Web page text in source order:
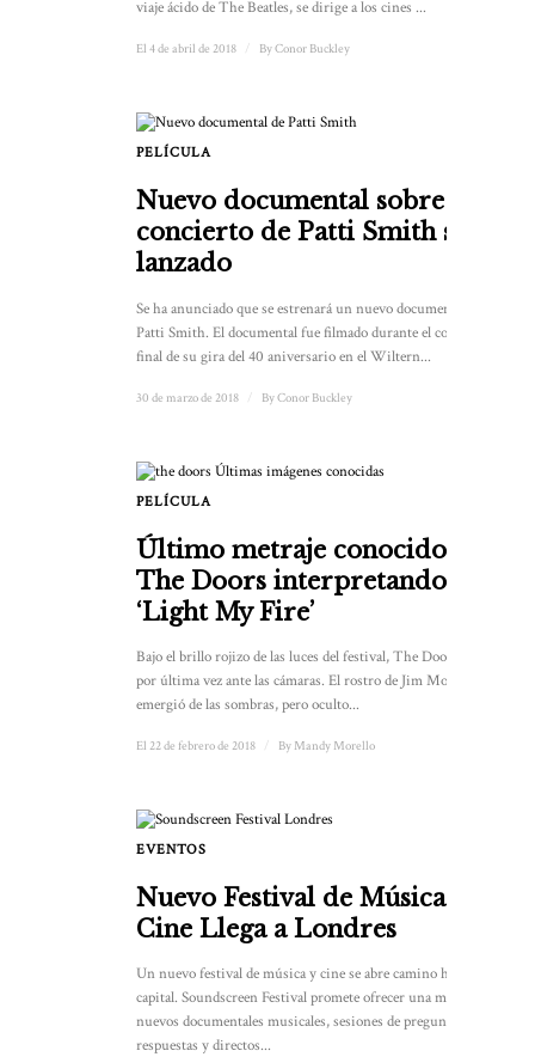
viaje ácido de The Beatles, se dirige a los cines ...
El 4 de abril de 2018 ByConor Buckley
PELÍCULA
Nuevo documental sobre el
concierto de Patti Smith será
lanzado
Se ha anunciado que se estrenará un nuevo documental de
Patti Smith. El documental fue filmado durante el concierto
final de su gira del 40 aniversario en el Wiltern...
30 de marzo de 2018 ByConor Buckley
PELÍCULA
Último metraje conocido de
The Doors interpretando
‘Light My Fire’
Bajo el brillo rojizo de las luces del festival, The Doors actuó
por última vez ante las cámaras. El rostro de Jim Morrison
emergió de las sombras, pero oculto...
El 22 de febrero de 2018 By Mandy Morello
EVENTOS
Nuevo Festival de Música y
Cine Llega a Londres
Un nuevo festival de música y cine se abre camino hacia la
capital. Soundscreen Festival promete ofrecer una mezcla de
nuevos documentales musicales, sesiones de preguntas y
respuestas y directos...